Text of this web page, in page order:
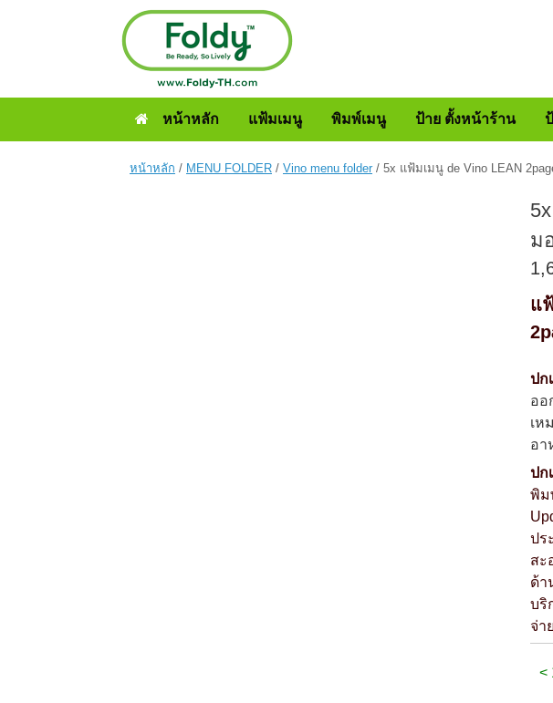
หน้าหลัก แฟ้มเมนู พิมพ์เมนู ป้าย ตั้งหน้าร้าน
หน้าหลัก / MENU FOLDER / Vino menu folder / 5x แฟ้มเมนู de Vino LEAN
ม
แ
ปก
ออ
เห
อา
ปก
พิม
ปร
สะ
ด้า
บริ
จ่า
<